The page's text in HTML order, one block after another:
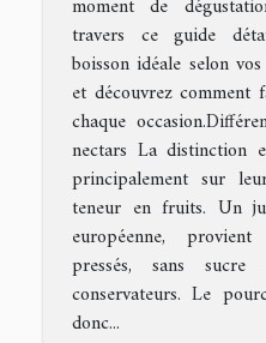
moment de
travers ce guide
boisson idéale selon
et découvrez
chaque
nectars La distinction
principalement sur
teneur en fruits. Un
européenne,
pressés, sans
conservateurs. Le
donc...